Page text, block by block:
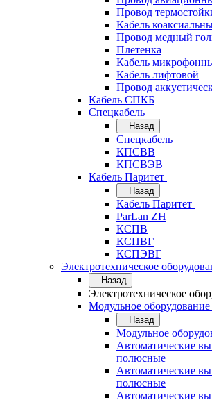
Провод
Кабель
Провод медный
Плетенка
Кабель
Кабель лифтовой
Провод
Кабель СПКБ
Спецкабель
Назад
Спецкабель
КПСВВ
КПСВЭВ
Кабель Паритет
Назад
Кабель Паритет
ParLan ZH
КСПВ
КСПВГ
КСПЭВГ
Электротехническое
Назад
Электротехническое
Модульное оборудование
Назад
Модульное
Автоматические
полюсные
Автоматические
полюсные
Автоматические